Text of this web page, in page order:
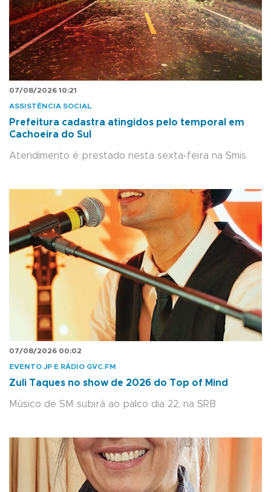
07/08/2026 10:21
ASSISTÊNCIA SOCIAL
Prefeitura cadastra atingidos pelo temporal em
Cachoeira do Sul
Atendimento é prestado nesta sexta-feira na Smis
07/08/2026 00:02
EVENTO JP E RÁDIO GVC.FM
Zuli Taques no show de 2026 do Top of Mind
Músico de SM subirá ao palco dia 22, na SRB